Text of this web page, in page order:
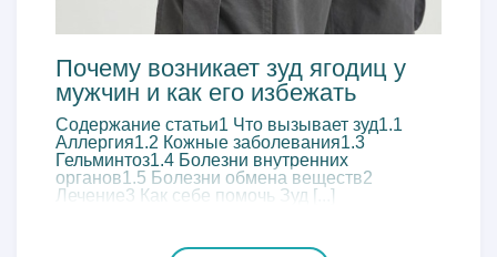
Почему возникает зуд ягодиц у
мужчин и как его избежать
Содержание статьи1 Что вызывает зуд1.1
Аллергия1.2 Кожные заболевания1.3
Гельминтоз1.4 Болезни внутренних
органов1.5 Болезни обмена веществ2
Лечение3 Как себе помочь Зуд [...]